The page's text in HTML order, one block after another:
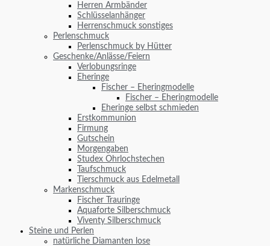
Herren Armbänder
Schlüsselanhänger
Herrenschmuck sonstiges
Perlenschmuck
Perlenschmuck by Hütter
Geschenke/Anlässe/Feiern
Verlobungsringe
Eheringe
Fischer – Eheringmodelle
Fischer – Eheringmodelle
Eheringe selbst schmieden
Erstkommunion
Firmung
Gutschein
Morgengaben
Studex Ohrlochstechen
Taufschmuck
Tierschmuck aus Edelmetall
Markenschmuck
Fischer Trauringe
Aquaforte Silberschmuck
Viventy Silberschmuck
Steine und Perlen
natürliche Diamanten lose